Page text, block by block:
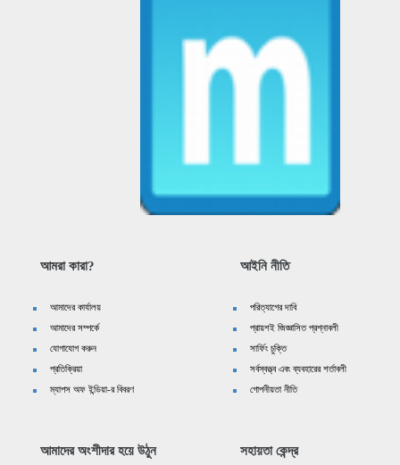
আমরা কারা?
আমাদের কার্যালয়
আমাদের সম্পর্কে
যোগাযোগ করুন
প্রতিক্রিয়া
ম্যাপস অফ ইন্ডিয়া-র বিবরণ
আইনি নীতি
পরিত্যাগের দাবি
প্রায়শই জিজ্ঞাসিত প্রশ্নাবলী
সার্ফিং চুক্তি
সর্বস্বত্ত্ব এবং ব্যবহারের শর্তাবলী
গোপনীয়তা নীতি
আমাদের অংশীদার হয়ে উঠুন সহায়তা কেন্দ্র